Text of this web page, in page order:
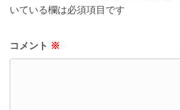
いている欄は必須項目です
コメント ※